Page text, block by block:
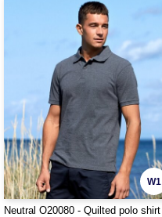
W1
Neutral O20080 - Quilted polo shirt